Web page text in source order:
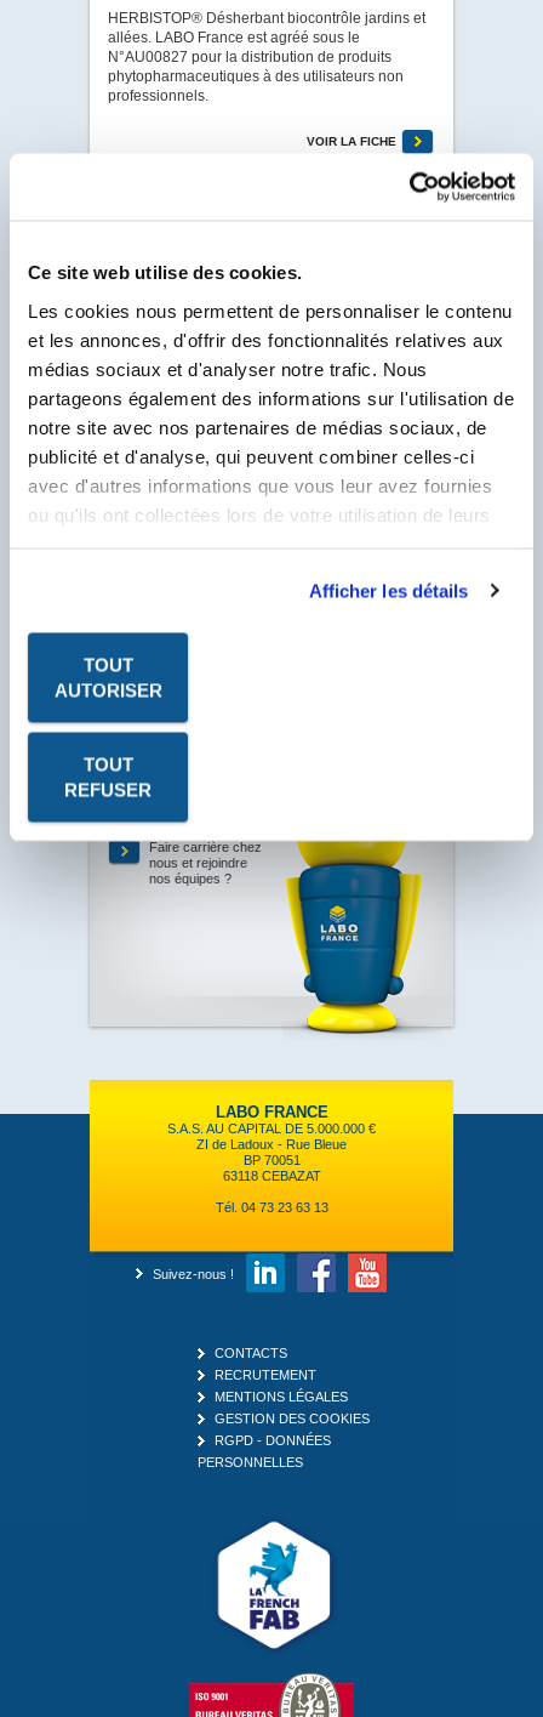
Ce site web utilise des cookies.
Les cookies nous permettent de personnaliser le contenu
et les annonces, d'offrir des fonctionnalités relatives aux
médias sociaux et d'analyser notre trafic. Nous
partageons également des informations sur l'utilisation de
notre site avec nos partenaires de médias sociaux, de
publicité et d'analyse, qui peuvent combiner celles-ci
avec d'autres informations que vous leur avez fournies
ou qu'ils ont collectées lors de votre utilisation de leurs
Afficher les détails
TOUT
AUTORISER
TOUT
REFUSER
HERBISTOP® Désherbant biocontrôle jardins et
allées. LABO France est agréé sous le
N°AU00827 pour la distribution de produits
phytopharmaceutiques à des utilisateurs non
professionnels.
VOIR LA FICHE
allées. LABO France est agréé sous le
N°AU00827 pour la distribution de produits
professionnels.
VOIR LA FICHE
KITPHYTO
Votrebesoin
l’un de nos
Commerciaux ?
Faire carrière chez
nous et rejoindre
nos équipes ?
LABO FRANCE
S.A.S. AU CAPITAL DE 5.000.000 €
ZI de Ladoux - Rue Bleue
BP 70051
63118 CEBAZAT
Tél. 04 73 23 63 13
Suivez-nous !
CONTACTS
RECRUTEMENT
MENTIONS LÉGALES
GESTION DES COOKIES
RGPD - DONNÉES
PERSONNELLES